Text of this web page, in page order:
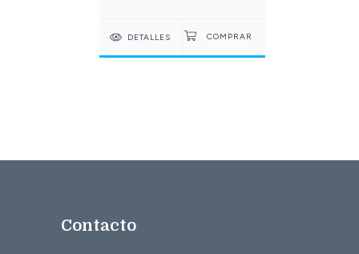
DETALLES
Contacto